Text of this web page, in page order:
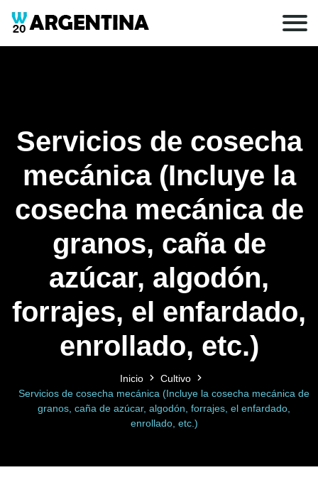
Servicios de cosecha
mecánica (Incluye la
cosecha mecánica de
granos, caña de
azúcar, algodón,
forrajes, el enfardado,
enrollado, etc.)
Inicio
Cultivo
Servicios de cosecha mecánica (Incluye la cosecha mecánica de
granos, caña de azúcar, algodón, forrajes, el enfardado,
enrollado, etc.)